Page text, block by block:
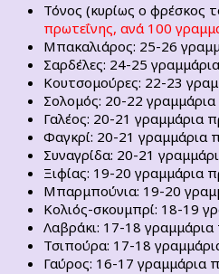
Τόνος (κυρίως ο φρέσκος
πρωτεΐνης, ανά 100
Μπακαλιάρος: 25-26
Σαρδέλες: 24-25
Κουτσομούρες: 22-23
Σολομός: 20-22
Γαλέος: 20-21 γραμμάρια
Φαγκρί: 20-21 γραμμάρια
Συναγρίδα: 20-21
Ξιφίας: 19-20 γραμμάρια
Μπαρμπούνια: 19-20
Κολιός-σκουμπρί: 18-19
Λαβράκι: 17-18 γραμμάρια
Τσιπούρα: 17-18
Γαύρος: 16-17 γραμμάρια